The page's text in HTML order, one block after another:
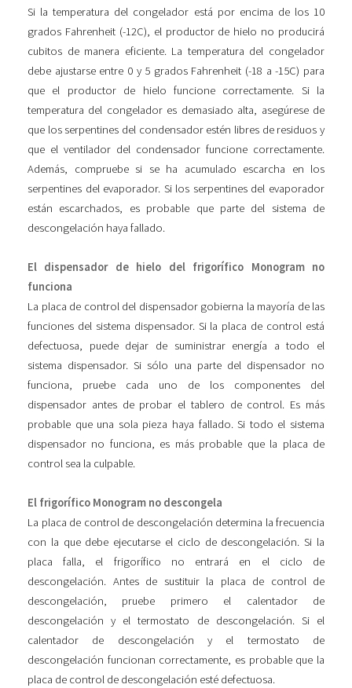
Si la temperatura del congelador está por encima de los 10
grados Fahrenheit (-12C), el productor de hielo no producirá
cubitos de manera eficiente. La temperatura del congelador
debe ajustarse entre 0 y 5 grados Fahrenheit (-18 a -15C) para
que el productor de hielo funcione correctamente. Si la
temperatura del congelador es demasiado alta, asegúrese de
que los serpentines del condensador estén libres de residuos y
que el ventilador del condensador funcione correctamente.
Además, compruebe si se ha acumulado escarcha en los
serpentines del evaporador. Si los serpentines del evaporador
están escarchados, es probable que parte del sistema de
descongelación haya fallado.
El dispensador de hielo del frigorífico Monogram no
funciona
La placa de control del dispensador gobierna la mayoría de las
funciones del sistema dispensador. Si la placa de control está
defectuosa, puede dejar de suministrar energía a todo el
sistema dispensador. Si sólo una parte del dispensador no
funciona, pruebe cada uno de los componentes del
dispensador antes de probar el tablero de control. Es más
probable que una sola pieza haya fallado. Si todo el sistema
dispensador no funciona, es más probable que la placa de
control sea la culpable.
El frigorífico Monogram no descongela
La placa de control de descongelación determina la frecuencia
con la que debe ejecutarse el ciclo de descongelación. Si la
placa falla, el frigorífico no entrará en el ciclo de
descongelación. Antes de sustituir la placa de control de
descongelación, pruebe primero el calentador de
descongelación y el termostato de descongelación. Si el
calentador de descongelación y el termostato de
descongelación funcionan correctamente, es probable que la
placa de control de descongelación esté defectuosa.